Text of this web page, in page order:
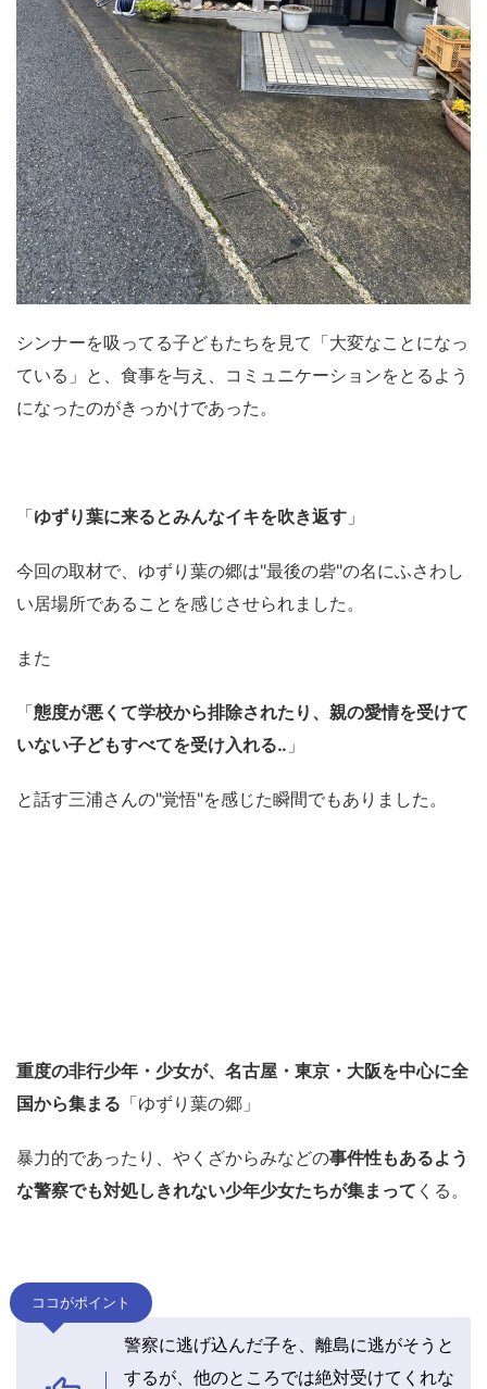
シンナーを吸ってる子どもたちを見て「大変なことになっ
ている」と、食事を与え、コミュニケーションをとるよう
になったのがきっかけであった。
「ゆずり葉に来るとみんなイキを吹き返す 」
今回の取材で、ゆずり葉の郷は"最後の砦"の名にふさわし
い居場所であることを感じさせられました。
また
「態度が悪くて学校から排除されたり、親の愛情を受けて
いない子どもすべてを受け入れる‥ 」
と話す三浦さんの"覚悟"を感じた瞬間でもありました。
重度の非行少年・少女が、名古屋・東京・大阪を中心に全
国から集まる 「ゆずり葉の郷」
暴力的であったり、やくざからみなどの事件性もあるよう
な警察でも対処しきれない少年少女たちが集まって くる。
ココがポイント
警察に逃げ込んだ子を、離島に逃がそうと
するが、他のところでは絶対受けてくれな